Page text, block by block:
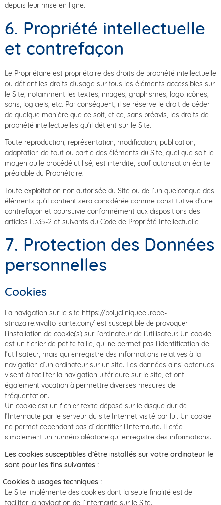
depuis leur mise en ligne.
6. Propriété intellectuelle
et contrefaçon
Le Propriétaire est propriétaire des droits de propriété intellectuelle
ou détient les droits d’usage sur tous les éléments accessibles sur
le Site, notamment les textes, images, graphismes, logo, icônes,
sons, logiciels, etc. Par conséquent, il se réserve le droit de céder
de quelque manière que ce soit, et ce, sans préavis, les droits de
propriété intellectuelles qu’il détient sur le Site.
Toute reproduction, représentation, modification, publication,
adaptation de tout ou partie des éléments du Site, quel que soit le
moyen ou le procédé utilisé, est interdite, sauf autorisation écrite
préalable du Propriétaire.
Toute exploitation non autorisée du Site ou de l’un quelconque des
éléments qu’il contient sera considérée comme constitutive d’une
contrefaçon et poursuivie conformément aux dispositions des
articles L.335-2 et suivants du Code de Propriété Intellectuelle
7. Protection des Données
personnelles
Cookies
La navigation sur le site https://polycliniqueeurope-
stnazaire.vivalto-sante.com/ est susceptible de provoquer
l’installation de cookie(s) sur l’ordinateur de l’utilisateur. Un cookie
est un fichier de petite taille, qui ne permet pas l’identification de
l’utilisateur, mais qui enregistre des informations relatives à la
navigation d’un ordinateur sur un site. Les données ainsi obtenues
visent à faciliter la navigation ultérieure sur le site, et ont
également vocation à permettre diverses mesures de
fréquentation.
Un cookie est un fichier texte déposé sur le disque dur de
l’Internaute par le serveur du site Internet visité par lui. Un cookie
ne permet cependant pas d’identifier l’Internaute. Il crée
simplement un numéro aléatoire qui enregistre des informations.
Les cookies susceptibles d’être installés sur votre ordinateur le
sont pour les fins suivantes :
Cookies à usages techniques :
Le Site implémente des cookies dont la seule finalité est de
faciliter la navigation de l’internaute sur le Site.